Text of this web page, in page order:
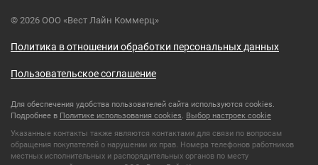
© 2026 ООО «Вест Лайн Коммерц»
Политика в отношении обработки персональных данных
Пользовательское соглашение
Для обеспечения удобства пользователей сайта используются cookies.
Подробнее в Политике использования cookies. Выбор настроек cookie
Указанные контакты также являются контактами для связи по вопросам
обращения покупателей о нарушении их прав. Номера телефонов работников
местных исполнительных и распорядительных органов по месту